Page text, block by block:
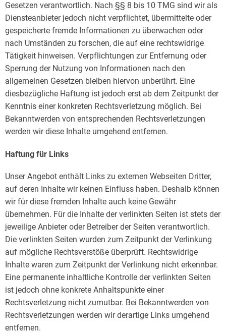
Gesetzen verantwortlich. Nach §§ 8 bis 10 TMG sind wir als
Diensteanbieter jedoch nicht verpflichtet, übermittelte oder
gespeicherte fremde Informationen zu überwachen oder
nach Umständen zu forschen, die auf eine rechtswidrige
Tätigkeit hinweisen. Verpflichtungen zur Entfernung oder
Sperrung der Nutzung von Informationen nach den
allgemeinen Gesetzen bleiben hiervon unberührt. Eine
diesbezügliche Haftung ist jedoch erst ab dem Zeitpunkt der
Kenntnis einer konkreten Rechtsverletzung möglich. Bei
Bekanntwerden von entsprechenden Rechtsverletzungen
werden wir diese Inhalte umgehend entfernen.
Haftung für Links
Unser Angebot enthält Links zu externen Webseiten Dritter,
auf deren Inhalte wir keinen Einfluss haben. Deshalb können
wir für diese fremden Inhalte auch keine Gewähr
übernehmen. Für die Inhalte der verlinkten Seiten ist stets der
jeweilige Anbieter oder Betreiber der Seiten verantwortlich.
Die verlinkten Seiten wurden zum Zeitpunkt der Verlinkung
auf mögliche Rechtsverstöße überprüft. Rechtswidrige
Inhalte waren zum Zeitpunkt der Verlinkung nicht erkennbar.
Eine permanente inhaltliche Kontrolle der verlinkten Seiten
ist jedoch ohne konkrete Anhaltspunkte einer
Rechtsverletzung nicht zumutbar. Bei Bekanntwerden von
Rechtsverletzungen werden wir derartige Links umgehend
entfernen.